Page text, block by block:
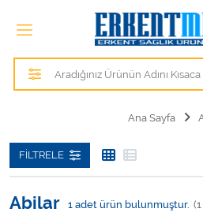
Tüm Kategoriler
Alezler
Hasta Bakım Ürünleri
Ana Sayfa
FILTRELE
Abilar 1 adet ürün bulunmuştur.